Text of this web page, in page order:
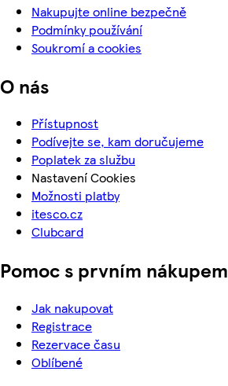
Nakupujte online bezpečně
Podmínky používání
Soukromí a cookies
O nás
Přístupnost
Podívejte se, kam doručujeme
Poplatek za službu
Nastavení Cookies
Možnosti platby
itesco.cz
Clubcard
Pomoc s prvním nákupem
Jak nakupovat
Registrace
Rezervace času
Oblíbené